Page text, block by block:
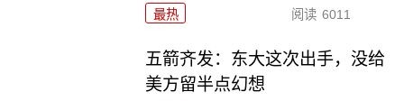
最热 阅读 6011
五箭齐发：东大这次出手，没给
美方留半点幻想